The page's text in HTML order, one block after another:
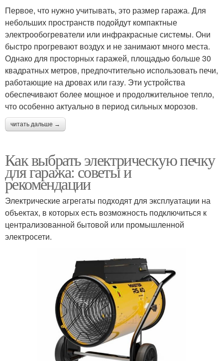
Первое, что нужно учитывать, это размер гаража. Для
небольших пространств подойдут компактные
электрообогреватели или инфракрасные системы. Они
быстро прогревают воздух и не занимают много места.
Однако для просторных гаражей, площадью больше 30
квадратных метров, предпочтительно использовать печи,
работающие на дровах или газу. Эти устройства
обеспечивают более мощное и продолжительное тепло,
что особенно актуально в период сильных морозов.
читать дальше →
Как выбрать электрическую печку
для гаража: советы и
рекомендации
Электрические агрегаты подходят для эксплуатации на
объектах, в которых есть возможность подключиться к
централизованной бытовой или промышленной
электросети.